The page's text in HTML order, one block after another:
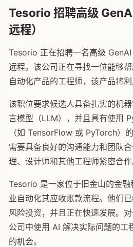
Tesorio 招聘高级
远程）
Tesorio 正在招聘一名高级
远程。该公司正在寻找一位能够
自动化产品的工程师，该产品将利
该职位要求候选人具备扎实的机
言模型（LLM），并且具有使用
（如 TensorFlow 或 PyTorch）
需要具备良好的沟通能力和团队
理、设计师和其他工程师紧密合作
Tesorio 是一家位于旧金山的金
业自动化其应收账款流程。他们
风险投资，并且正在快速发展。
公司中使用 AI 解决实际问题的工
的机会。